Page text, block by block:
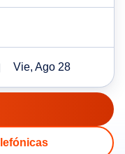
Vie, Ago 28